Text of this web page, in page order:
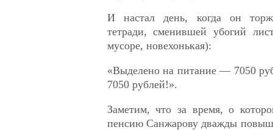
И настал день, когда он
тетради, сменившей убогий
мусоре, новехонькая):
«Выделено на питание — 7050
7050 рублей!».
Заметим, что за время, о
пенсию Санжарову дважды